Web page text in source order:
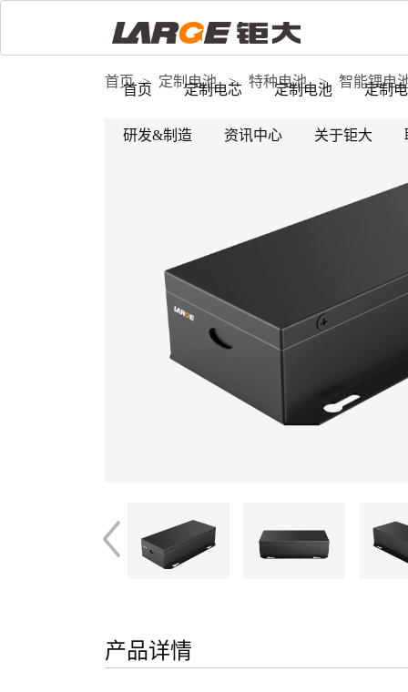
首页 定制电芯 定制电池 定制
研发&制造 资讯中心 关于钜大
首页 > 定制电池 > 特种电池 > 智能锂电
产品详情